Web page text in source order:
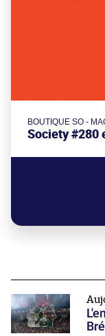
BOUTIQUE SO -
Society #280